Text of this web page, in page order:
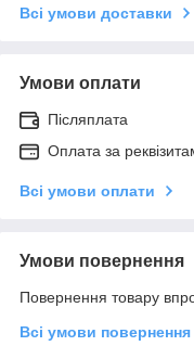
Всі умови доставки
Умови оплати
Післяплата
Оплата за
Всі умови оплати
Умови повернення
Повернення товару
Всі умови повернення